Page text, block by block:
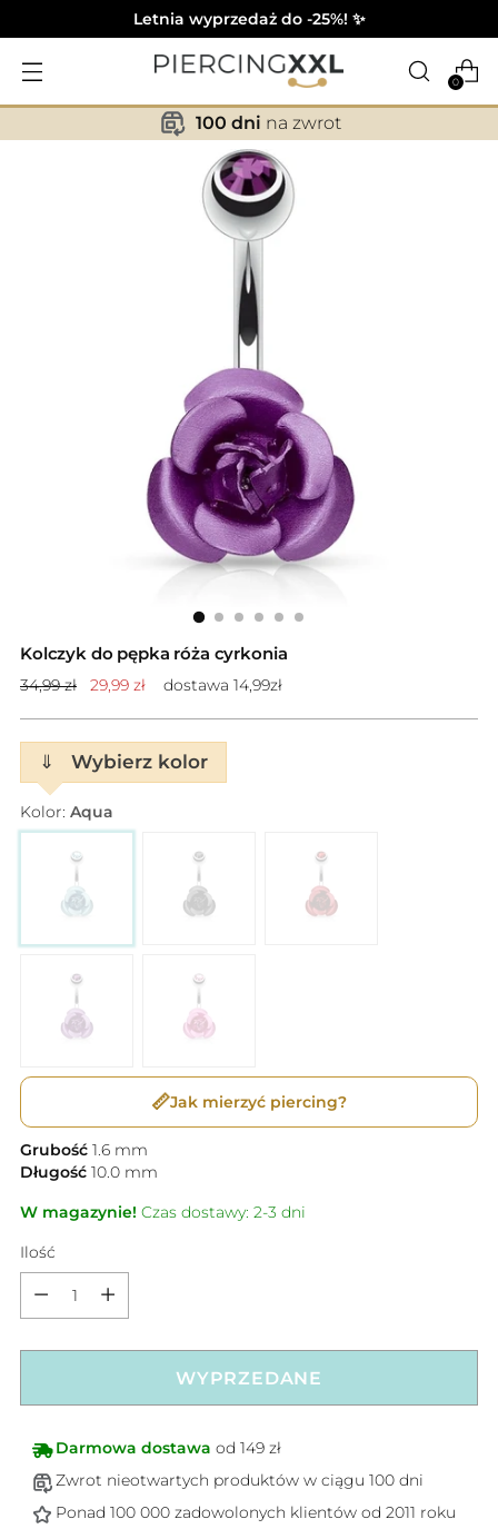
Letnia wyprzedaż do -25%! ✨
0
✕
100 dni na zwrot
Kolczyk do pępka róża cyrkonia
Cena
34,99 zł 29,99 zł dostawa 14,99zł
⇓ Wybierz kolor
Kolor: Aqua
📏Jak mierzyć piercing?
Grubość 1.6 mm
Długość 10.0 mm
W magazynie! Czas dostawy: 2-3 dni
Ilość
WYPRZEDANE
Darmowa dostawa od 149 zł
Zwrot nieotwartych produktów w ciągu 100 dni
Ponad 100 000 zadowolonych klientów od 2011 roku